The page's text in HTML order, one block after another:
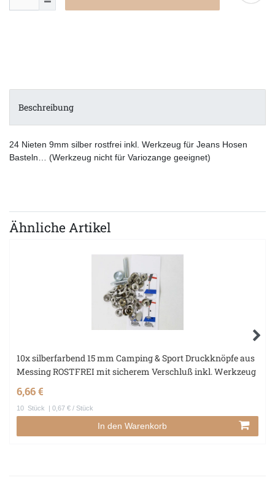
Beschreibung
24 Nieten 9mm silber rostfrei inkl. Werkzeug für Jeans Hosen
Basteln… (Werkzeug nicht für Variozange geeignet)
Ähnliche Artikel
10x silberfarbend 15 mm Camping & Sport Druckknöpfe aus
Messing ROSTFREI mit sicherem Verschluß inkl. Werkzeug
6,66 €
10 Stück | 0,67 € / Stück
In den Warenkorb